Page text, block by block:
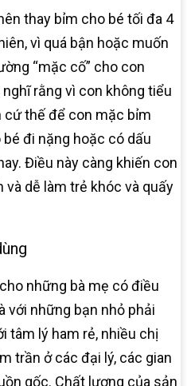
thay bỉm cho bé tối đa 4
vì quá bận hoặc muốn
“mặc cố” cho con
rằng vì con không tiểu
cứ thế để con mặc bỉm
đi nặng hoặc có dấu
Điều này càng khiến con
và dễ làm trẻ khóc và quấy
những bà mẹ có điều
với những bạn nhỏ phải
tâm lý ham rẻ, nhiều chị
trần ở các đại lý, các gian
gốc. Chất lượng của sản